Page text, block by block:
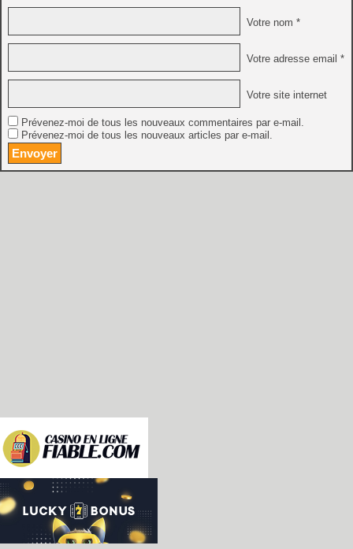
Votre nom *
Votre adresse email *
Votre site internet
Prévenez-moi de tous les nouveaux commentaires par e-mail.
Prévenez-moi de tous les nouveaux articles par e-mail.